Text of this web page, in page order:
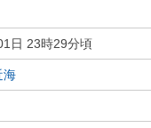
日 23時29分頃
海